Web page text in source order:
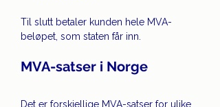
Til slutt betaler kunden hele MVA-
beløpet, som staten får inn.
MVA-satser i Norge
Det er forskjellige MVA-satser for ulike